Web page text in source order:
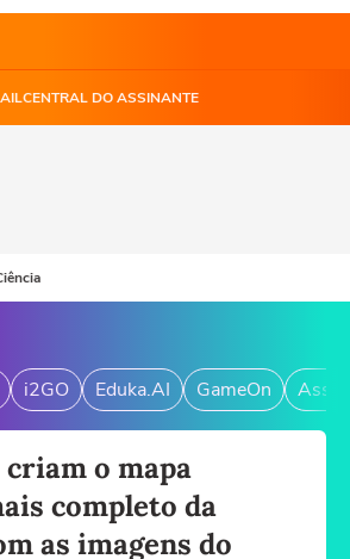
CENTRAL DO ASSINANTE
i2GO Eduka.AI GameOn
o mapa
completo da
as imagens do